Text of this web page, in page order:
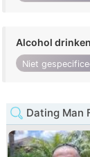
Alcohol
Niet
Dating Man